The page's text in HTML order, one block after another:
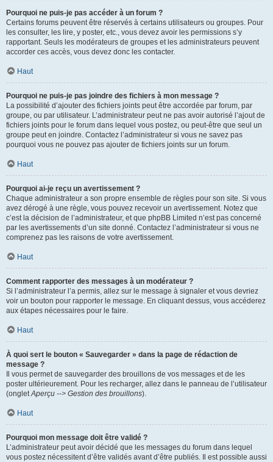
Pourquoi ne puis-je pas accéder à un forum ?
Certains forums peuvent être réservés à certains utilisateurs ou groupes. Pour
les consulter, les lire, y poster, etc., vous devez avoir les permissions s’y
rapportant. Seuls les modérateurs de groupes et les administrateurs peuvent
accorder ces accès, vous devez donc les contacter.
Haut
Pourquoi ne puis-je pas joindre des fichiers à mon message ?
La possibilité d’ajouter des fichiers joints peut être accordée par forum, par
groupe, ou par utilisateur. L’administrateur peut ne pas avoir autorisé l’ajout de
fichiers joints pour le forum dans lequel vous postez, ou peut-être que seul un
groupe peut en joindre. Contactez l’administrateur si vous ne savez pas
pourquoi vous ne pouvez pas ajouter de fichiers joints sur un forum.
Haut
Pourquoi ai-je reçu un avertissement ?
Chaque administrateur a son propre ensemble de règles pour son site. Si vous
avez dérogé à une règle, vous pouvez recevoir un avertissement. Notez que
c’est la décision de l’administrateur, et que phpBB Limited n’est pas concerné
par les avertissements d’un site donné. Contactez l’administrateur si vous ne
comprenez pas les raisons de votre avertissement.
Haut
Comment rapporter des messages à un modérateur ?
Si l’administrateur l’a permis, allez sur le message à signaler et vous devriez
voir un bouton pour rapporter le message. En cliquant dessus, vous accéderez
aux étapes nécessaires pour le faire.
Haut
À quoi sert le bouton « Sauvegarder » dans la page de rédaction de
message ?
Il vous permet de sauvegarder des brouillons de vos messages et de les
poster ultérieurement. Pour les recharger, allez dans le panneau de l’utilisateur
(ongletAperçu --> Gestion des brouillons).
Haut
Pourquoi mon message doit être validé ?
L’administrateur peut avoir décidé que les messages du forum dans lequel
vous postez nécessitent d’être validés avant d’être publiés. Il est possible aussi